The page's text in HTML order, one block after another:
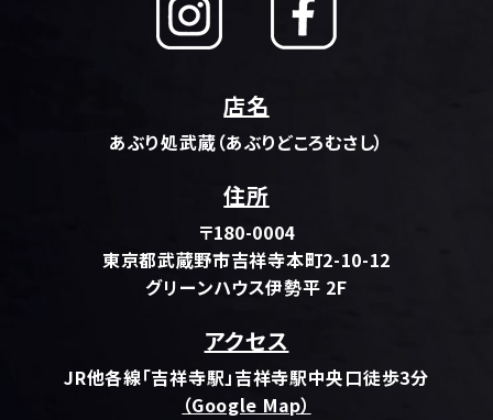
店名
あぶり処武蔵（あぶりどころむさし）
住所
〒180-0004
東京都武蔵野市吉祥寺本町2-10-12
グリーンハウス伊勢平 2F
アクセス
JR他各線「吉祥寺駅」吉祥寺駅中央口徒歩3分
（Google Map）